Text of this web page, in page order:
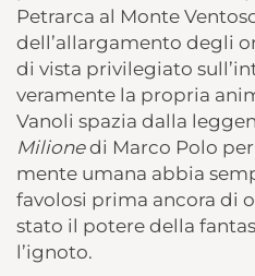
Petrarca al Monte
dell’allargamento degli
di vista privilegiato
veramente la propria
Vanoli spazia dalla
Milionedi Marco Polo
mente umana abbia
favolosi prima ancora di
stato il potere della
l’ignoto.